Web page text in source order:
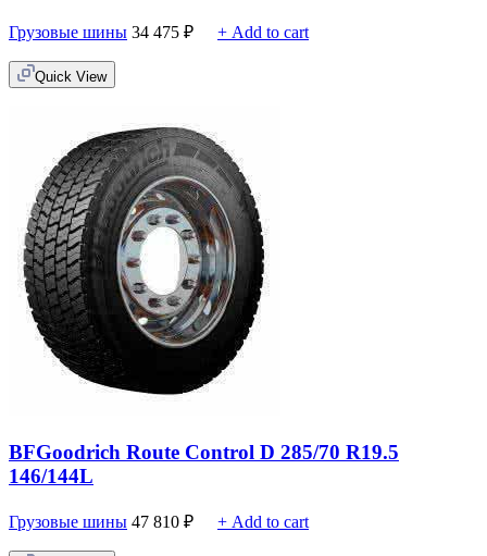
Грузовые шины 34 475 ₽ + Add to cart
Quick View
BFGoodrich Route Control D 285/70 R19.5
146/144L
Грузовые шины 47 810 ₽ + Add to cart